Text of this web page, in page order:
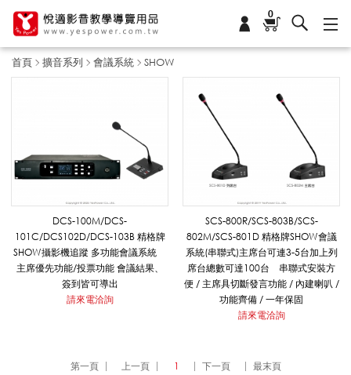
0
首頁 擴音系列 會議系統 SHOW
H
O
W
DCS-100M/DCS-
101C/DCS102D/DCS-103B 精格牌
SHOW攝影機追蹤 多功能會議系統
主席優先功能/投票功能 會議結果、
簽到皆可導出
請來電洽詢
SCS-800R/SCS-803B/SCS-
802M/SCS-801D 精格牌SHOW會議
系統(串聯式)主席台可連3-5台加上列
席台總數可達100台 串聯式安裝方
便 / 主席具切斷發言功能 / 內建喇叭 /
功能齊備 / 一年保固
請來電洽詢
第一頁 上一頁 1 下一頁 最末頁